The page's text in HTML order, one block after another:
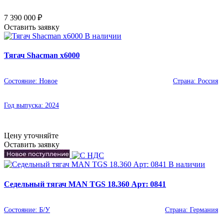
7 390 000 ₽
Оставить заявку
В наличии
Тягач Shacman x6000
Состояние: Новое Страна: Россия
Год выпуска: 2024
Цену уточняйте
Оставить заявку
В наличии
Седельный тягач MAN TGS 18.360 Арт: 0841
Состояние: Б/У Страна: Германия